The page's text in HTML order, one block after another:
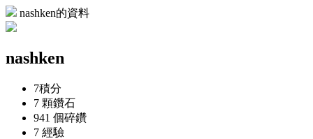
nashken的資料
nashken
7積分
7 顆鑽石
941 個碎鑽
7 經驗